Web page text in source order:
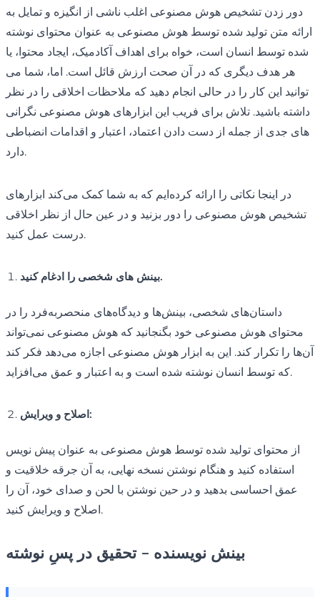
دور زدن تشخیص هوش مصنوعی اغلب ناشی از انگیزه و تمایل به
ارائه متن تولید شده توسط هوش مصنوعی به عنوان محتوای نوشته
شده توسط انسان است، خواه برای اهداف آکادمیک، ایجاد محتوا، یا
هر هدف دیگری که در آن صحت ارزش قائل است. اما، شما می
توانید این کار را در حالی انجام دهید که ملاحظات اخلاقی را در نظر
داشته باشید. تلاش برای فریب این ابزارهای هوش مصنوعی نگرانی
های جدی از جمله از دست دادن اعتماد، اعتبار و اقدامات انضباطی
دارد.
در اینجا نکاتی را ارائه کرده‌ایم که به شما کمک می‌کند ابزارهای
تشخیص هوش مصنوعی را دور بزنید و در عین حال از نظر اخلاقی
درست عمل کنید.
بینش های شخصی را ادغام کنید.
داستان‌های شخصی، بینش‌ها و دیدگاه‌های منحصربه‌فرد را در
محتوای هوش مصنوعی خود بگنجانید که هوش مصنوعی نمی‌تواند
آن‌ها را تکرار کند. این به ابزار هوش مصنوعی اجازه می‌دهد فکر کند
که توسط انسان نوشته شده است و به اعتبار و عمق می‌افزاید.
اصلاح و ویرایش:
از محتوای تولید شده توسط هوش مصنوعی به عنوان پیش نویس
استفاده کنید و هنگام نوشتن نسخه نهایی، به آن جرقه خلاقیت و
عمق احساسی بدهید و در حین نوشتن با لحن و صدای خود، آن را
اصلاح و ویرایش کنید.
بینش نویسنده - تحقیق در پسِ نوشته